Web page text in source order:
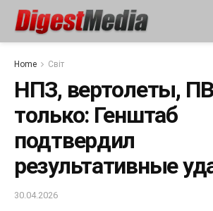
Home Світ
НПЗ, вертолеты,
только: Генштаб
подтвердил
результативные
30.04.2026